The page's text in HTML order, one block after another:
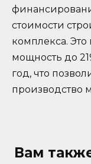
стоимости
комплекса.
мощность до
год, что
производство
Вам